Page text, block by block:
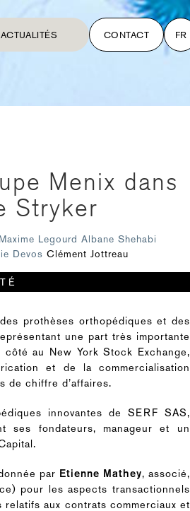
ACTUALITÉS CONTACT FR
Menix dans
Stryker
Maxime Legourd Albane Shehabi
Devos Clément Jottreau
prothèses orthopédiques et des
une part très importante
au New York Stock Exchange,
et de la commercialisation
de chiffre d’affaires.
innovantes de SERF SAS,
ses fondateurs, manageur et un
par Etienne Mathey, associé,
pour les aspects transactionnels
aux contrats commerciaux et